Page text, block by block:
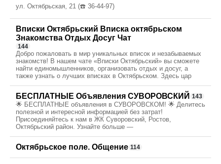
ул. Октябрьская, 21 (☎️ 36-44-97)
Вписки Октябрьский Вписка октябрьском
Знакомства Отдых Досуг Чат
144
Добро пожаловать в мир уникальных вписок и незабываемых
знакомств! В нашем чате «Вписки Октябрьский» вы сможете
найти единомышленников, организовать отдых и досуг, а
также узнать о лучших вписках в Октябрьском. Здесь цар
БЕСПЛАТНЫЕ Объявления СУВОРОВСКИЙ 143
🌟 БЕСПЛАТНЫЕ объявления в СУВОРОВСКОМ! 🌟 Делитесь
полезной и интересной информацией без затрат!
Присоединяйтесь к нам в ЖК Суворовский, Ростов,
Октябрьский район. Узнайте больше —
Октябрьское поле. Общение 114